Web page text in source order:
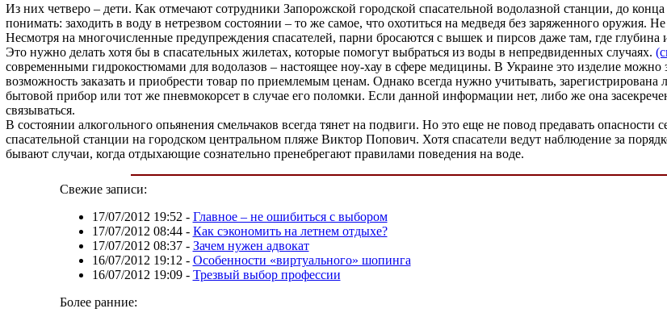
Из них четверо – дети. Как отмечают сотрудники Запорожской городской спасательной водолазной станции, до
понимать: заходить в воду в нетрезвом состоянии – то же самое, что охотиться на медведя без заряженного
Несмотря на многочисленные предупреждения спасателей, парни бросаются с вышек и пирсов даже там, где глубина
Это нужно делать хотя бы в спасательных жилетах, которые помогут выбраться из воды в непредвиденных случаях.
современными гидрокостюмами для водолазов – настоящее ноу-хау в сфере медицины. В Украине это изделие можно
возможность заказать и приобрести товар по приемлемым ценам. Однако всегда нужно учитывать,
бытовой прибор или тот же пневмокорсет в случае его поломки. Если данной информации нет, либо же она
связываться.
В состоянии алкогольного опьянения смельчаков всегда тянет на подвиги. Но это еще не повод предавать опасности
спасательной станции на городском центральном пляже Виктор Попович. Хотя спасатели ведут наблюдение за
бывают случаи, когда отдыхающие сознательно пренебрегают правилами поведения на воде.
Свежие записи:
17/07/2012 19:52 - Главное – не ошибиться с выбором
17/07/2012 08:44- Как сэкономить на летнем отдыхе?
17/07/2012 08:37- Зачем нужен адвокат
16/07/2012 19:12 - Особенности «виртуального» шопинга
16/07/2012 19:09- Трезвый выбор профессии
Более ранние: